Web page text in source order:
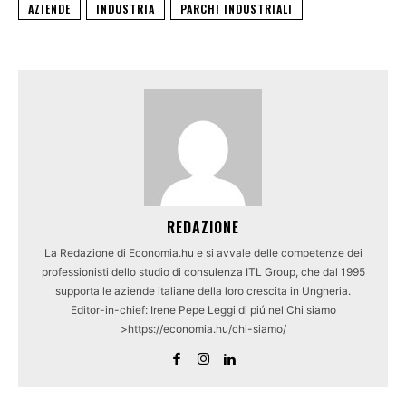
AZIENDE INDUSTRIA PARCHI INDUSTRIALI
REDAZIONE
La Redazione di Economia.hu e si avvale delle competenze dei
professionisti dello studio di consulenza ITL Group, che dal 1995
supporta le aziende italiane della loro crescita in Ungheria.
Editor-in-chief: Irene Pepe Leggi di piú nel Chi siamo
>https://economia.hu/chi-siamo/